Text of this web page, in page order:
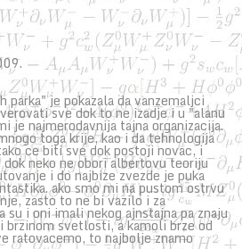
parka" je pokazala da vanzemaljci
sve dok to ne izadje i u "alanu
je najmerodavnija tajna organizacija.
toga krije, kao i da tehnologija
ce biti sve dok postoji novac, i
dok neko ne obori albertovu teoriju
i do najbize zvezde je puka
ako smo mi na pustom ostrvu
zasto to ne bi vazilo i za
su i oni imali nekog ajnstajna pa znaju
brzinom svetlosti, a kamoli brze od
ratovacemo, to najbolje znamo